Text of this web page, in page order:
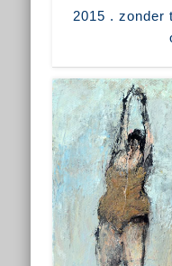
2015 . zonder